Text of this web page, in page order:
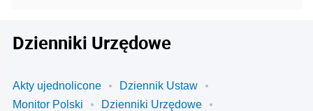
Dzienniki Urzędowe
Akty ujednolicone
Dziennik Ustaw
Monitor Polski
Dzienniki Urzędowe